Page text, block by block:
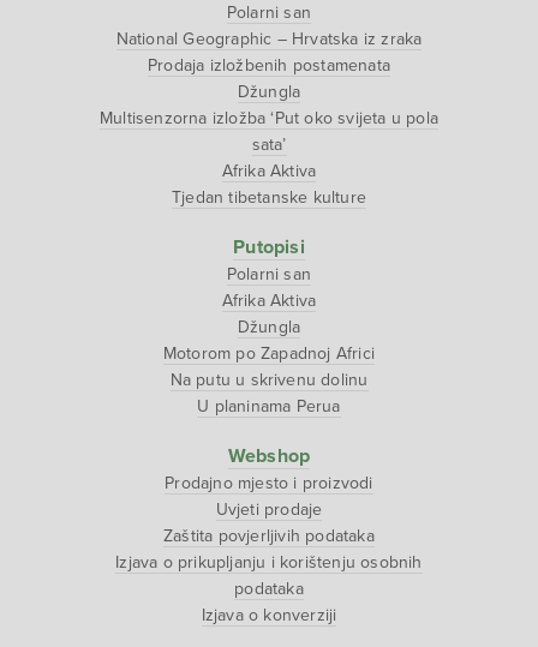
Polarni san
National Geographic – Hrvatska iz zraka
Prodaja izložbenih postamenata
Džungla
Multisenzorna izložba ‘Put oko svijeta u pola
sata’
Afrika Aktiva
Tjedan tibetanske kulture
Putopisi
Polarni san
Afrika Aktiva
Džungla
Motorom po Zapadnoj Africi
Na putu u skrivenu dolinu
U planinama Perua
Webshop
Prodajno mjesto i proizvodi
Uvjeti prodaje
Zaštita povjerljivih podataka
Izjava o prikupljanju i korištenju osobnih
podataka
Izjava o konverziji